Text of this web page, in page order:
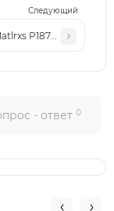
Следующий
Р1877 с1 черные-
- ответ 0